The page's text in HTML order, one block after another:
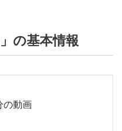
の基本情報
の動画